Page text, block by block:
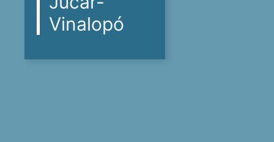
Vinalopó